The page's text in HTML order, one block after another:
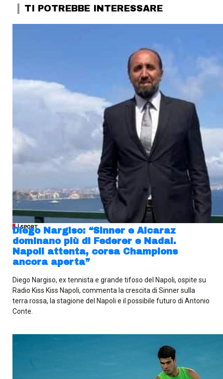
TI POTREBBE INTERESSARE
| SPORT
Diego Nargiso: “Sinner e Alcaraz
dominano più di Federer e Nadal.
Napoli attenta, corsa Champions
ancora aperta”
Diego Nargiso, ex tennista e grande tifoso del Napoli, ospite su
Radio Kiss Kiss Napoli, commenta la crescita di Sinner sulla
terra rossa, la stagione del Napoli e il possibile futuro di Antonio
Conte.